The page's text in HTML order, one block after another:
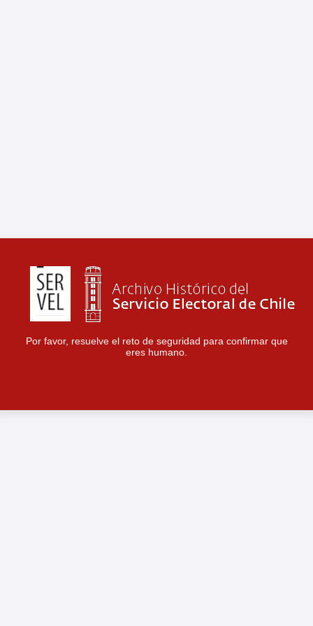
Por favor, resuelve el reto de seguridad para confirmar que
eres humano.